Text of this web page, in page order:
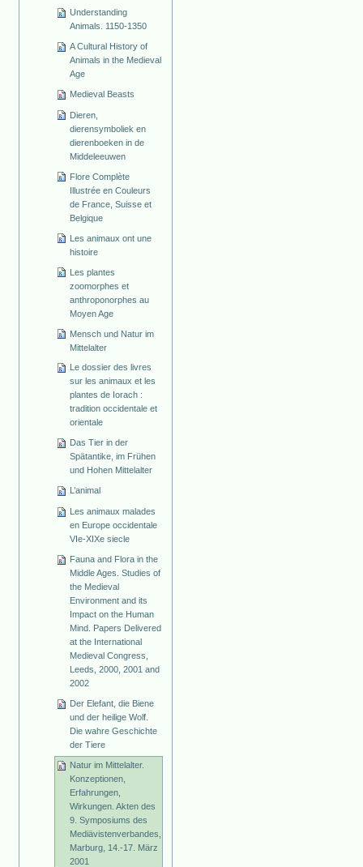
Understanding
Animals. 1150-1350
A Cultural History of
Animals in the Medieval
Age
Medieval Beasts
Dieren,
dierensymboliek en
dierenboeken in de
Middeleeuwen
Flore Complète
Illustrée en Couleurs
de France, Suisse et
Belgique
Les animaux ont une
histoire
Les plantes
zoomorphes et
anthroponorphes au
Moyen Age
Mensch und Natur im
Mittelalter
Le dossier des livres
sur les animaux et les
plantes de Iorach :
tradition occidentale et
orientale
Das Tier in der
Spätantike, im Frühen
und Hohen Mittelalter
L’animal
Les animaux malades
en Europe occidentale
VIe-XIXe siecle
Fauna and Flora in the
Middle Ages. Studies of
the Medieval
Environment and its
Impact on the Human
Mind. Papers Delivered
at the International
Medieval Congress,
Leeds, 2000, 2001 and
2002
Der Elefant, die Biene
und der heilige Wolf.
Die wahre Geschichte
der Tiere
Natur im Mittelalter.
Konzeptionen,
Erfahrungen,
Wirkungen. Akten des
9. Symposiums des
Mediävistenverbandes,
Marburg, 14.-17. März
2001